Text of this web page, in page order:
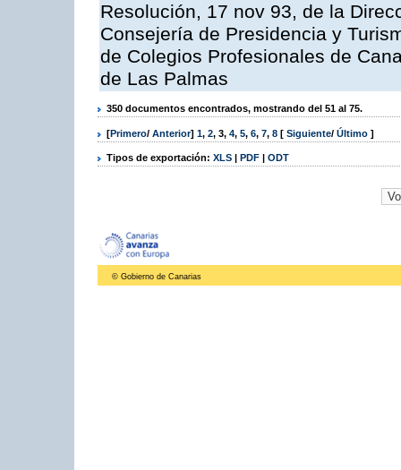
Resolución, 17 nov 93, de la
Consejería de Presidencia y
de Colegios Profesionales de
de Las Palmas
350 documentos encontrados, mostrando del 51 al 75.
[Primero/ Anterior] 1, 2, 3, 4, 5, 6, 7, 8 [ Siguiente/ Último ]
Tipos de exportación: XLS | PDF | ODT
© Gobierno de Canarias